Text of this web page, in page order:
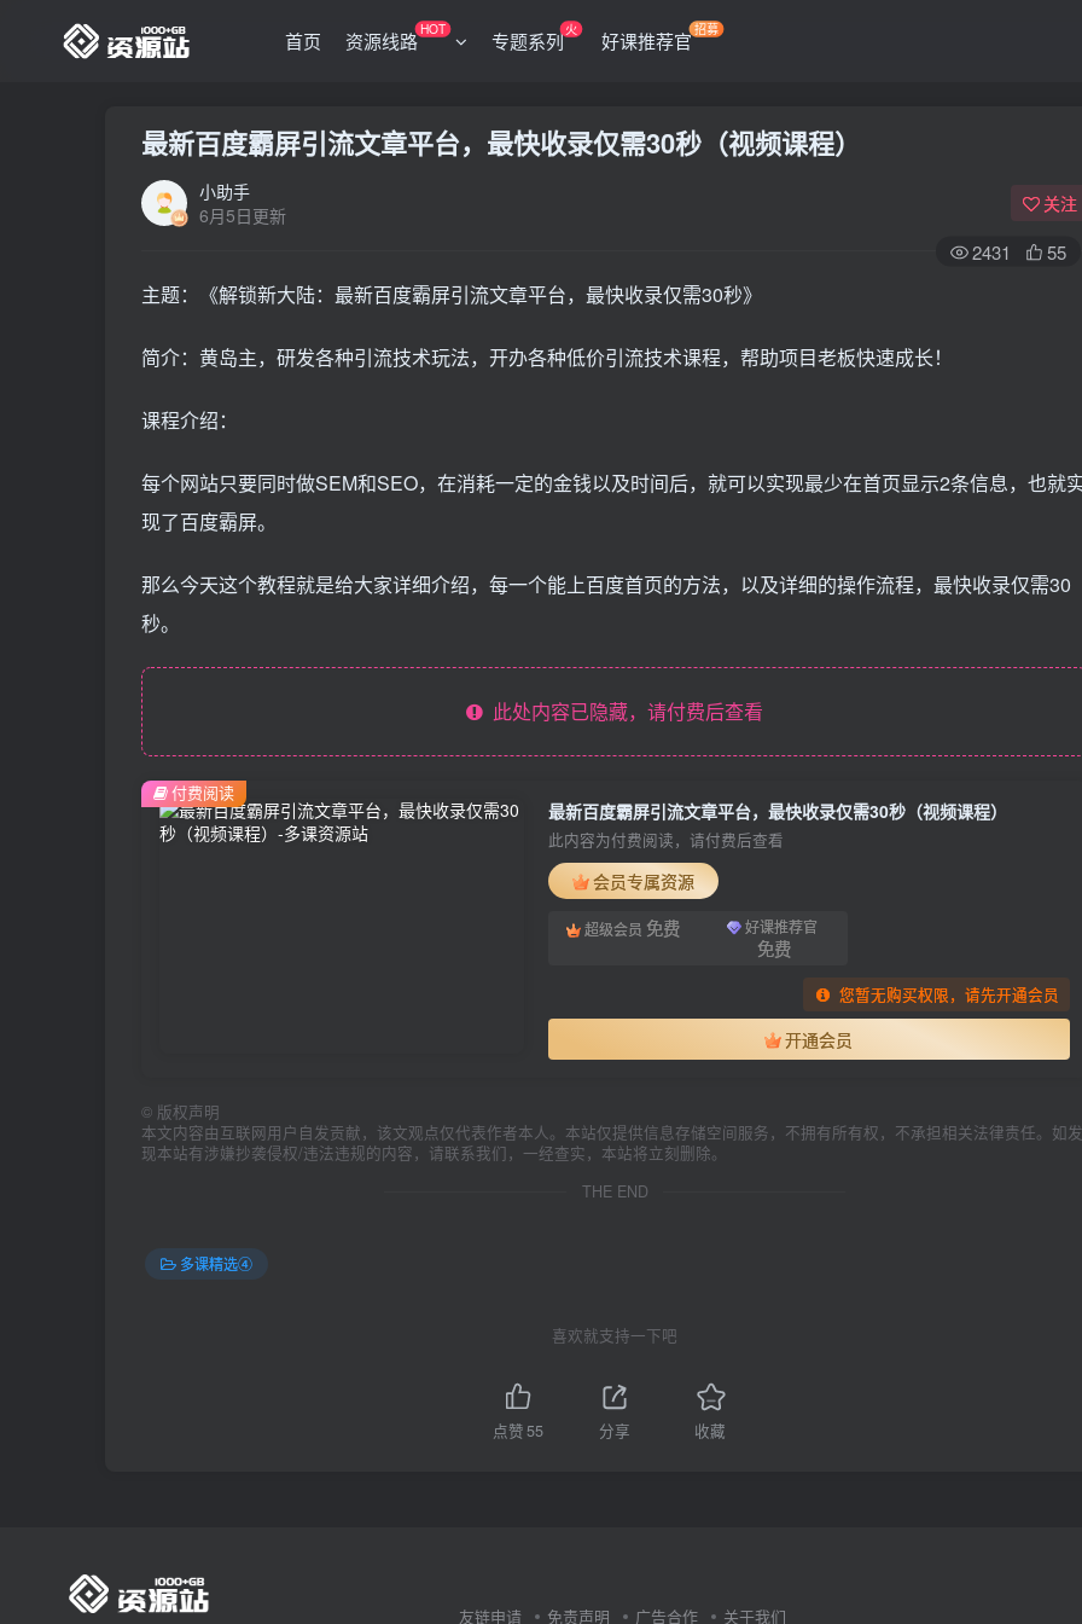
首页 资源线路HOT 专题系列火 好课推荐官招募
最新百度霸屏引流文章平台，最快收录仅需30秒（视频课程）
小助手
6月5日更新
关注
2431 55
主题：《解锁新大陆：最新百度霸屏引流文章平台，最快收录仅需30秒》
简介：黄岛主，研发各种引流技术玩法，开办各种低价引流技术课程，帮助项目老板快速成长！
课程介绍：
每个网站只要同时做SEM和SEO，在消耗一定的金钱以及时间后，就可以实现最少在首页显示2条信息，也就
现了百度霸屏。
那么今天这个教程就是给大家详细介绍，每一个能上百度首页的方法，以及详细的操作流程，最快收录仅需30
秒。
此处内容已隐藏，请付费后查看
最新百度霸屏引流文章平台，最快收录仅需30秒（视频课程）
此内容为付费阅读，请付费后查看
会员专属资源
超级会员 免费 好课推荐官
免费
您暂无购买权限，请先开通会员
开通会员
付费阅读
© 版权声明
本文内容由互联网用户自发贡献，该文观点仅代表作者本人。本站仅提供信息存储空间服务，不拥有所有权，不承担相关法律责任。如发
现本站有涉嫌抄袭侵权/违法违规的内容，请联系我们，一经查实，本站将立刻删除。
THE END
多课精选④
喜欢就支持一下吧
点赞 55 分享 收藏
友链申请 免责声明 广告合作 关于我们